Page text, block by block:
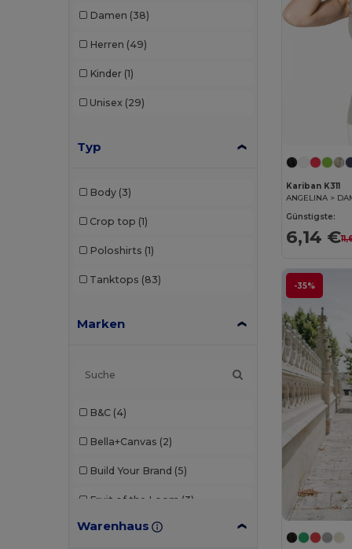
Damen (38)
Herren (49)
Kinder (1)
Unisex (29)
Typ
Body (3)
Crop top (1)
Poloshirts (1)
Tanktops (83)
Marken
B&C (4)
Bella+Canvas (2)
Build Your Brand (5)
Fruit of the Loom (3)
Gildan (5)
Warenhaus
Kariban K311
ANGELINA >
Günstigste:
6,14 €
-35%